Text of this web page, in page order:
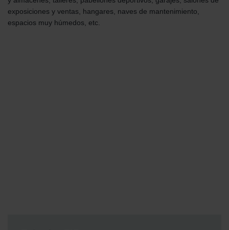
exposiciones y ventas, hangares, naves de mantenimiento,
espacios muy húmedos, etc.